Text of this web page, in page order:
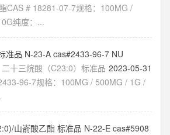
CAS # 18281-07-7规格：100MG /
纯度：...
准品 N-23-A cas#2433-96-7 NU
2023-05-31
十三烷酸（C23:0）标准品
96-7规格：100MG / 500MG / 1G /
山嵛酸乙酯 标准品 N-22-E cas#5908